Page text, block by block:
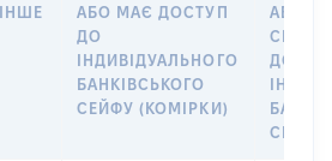
АБО МАЄ ДОСТУП
ДО
ІНДИВІДУАЛЬНОГО
БАНКІВСЬКОГО
СЕЙФУ (КОМІРКИ)
АБО
СІМ’Ї
СЕЙФУ